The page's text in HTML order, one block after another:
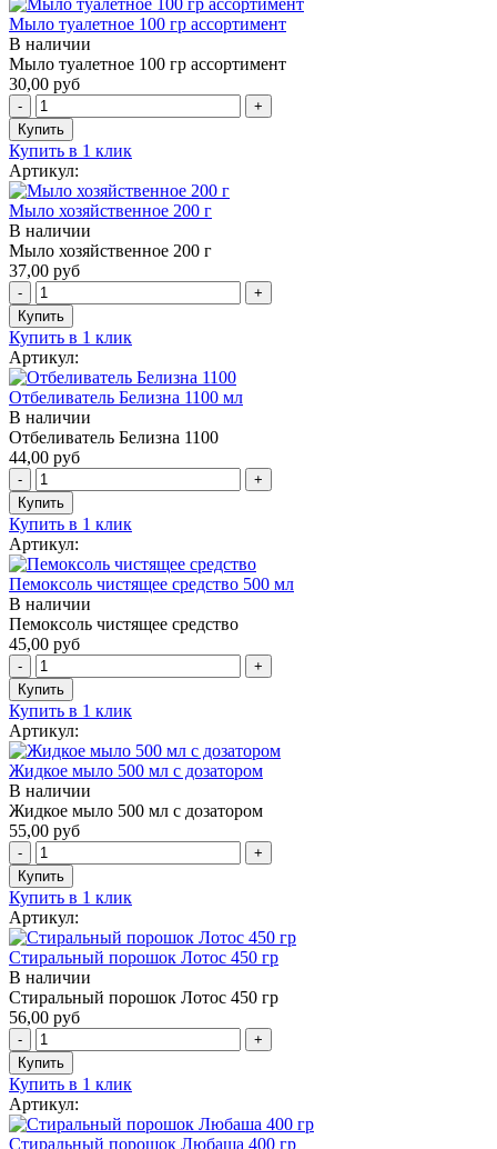
Мыло туалетное 100 гр ассортимент
В наличии
Мыло туалетное 100 гр ассортимент
30,00 руб
Купить в 1 клик
Артикул:
Мыло хозяйственное 200 г
В наличии
Мыло хозяйственное 200 г
37,00 руб
Купить в 1 клик
Артикул:
Отбеливатель Белизна 1100 мл
В наличии
Отбеливатель Белизна 1100
44,00 руб
Купить в 1 клик
Артикул:
Пемоксоль чистящее средство 500 мл
В наличии
Пемоксоль чистящее средство
45,00 руб
Купить в 1 клик
Артикул:
Жидкое мыло 500 мл с дозатором
В наличии
Жидкое мыло 500 мл с дозатором
55,00 руб
Купить в 1 клик
Артикул:
Стиральный порошок Лотос 450 гр
В наличии
Стиральный порошок Лотос 450 гр
56,00 руб
Купить в 1 клик
Артикул:
Стиральный порошок Любаша 400 гр